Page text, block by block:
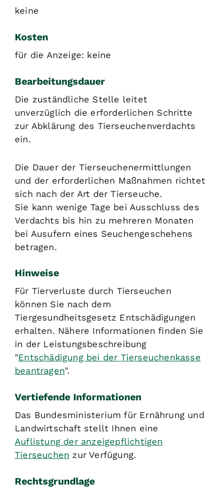
keine
Kosten
für die Anzeige: keine
Bearbeitungsdauer
Die zuständliche Stelle leitet
unverzüglich die erforderlichen Schritte
zur Abklärung des Tierseuchenverdachts
ein.
Die Dauer der Tierseuchenermittlungen
und der erforderlichen Maßnahmen richtet
sich nach der Art der Tierseuche.
Sie kann wenige Tage bei Ausschluss des
Verdachts bis hin zu mehreren Monaten
bei Ausufern eines Seuchengeschehens
betragen.
Hinweise
Für Tierverluste durch Tierseuchen
können Sie nach dem
Tiergesundheitsgesetz Entschädigungen
erhalten. Nähere Informationen finden Sie
in der Leistungsbeschreibung
"Entschädigung bei der Tierseuchenkasse
beantragen".
Vertiefende Informationen
Das Bundesministerium für Ernährung und
Landwirtschaft stellt Ihnen eine
Auflistung der anzeigepflichtigen
Tierseuchen zur Verfügung.
Rechtsgrundlage